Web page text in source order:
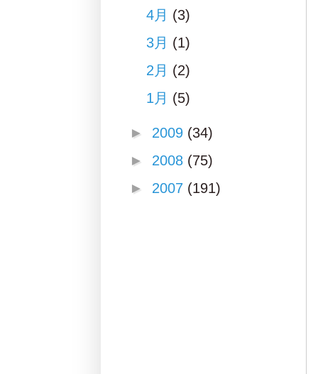
4月 (3)
3月 (1)
2月 (2)
1月 (5)
► 2009 (34)
► 2008 (75)
► 2007 (191)